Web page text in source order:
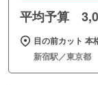
平均予算
目の前カット 本
新宿駅／東京都